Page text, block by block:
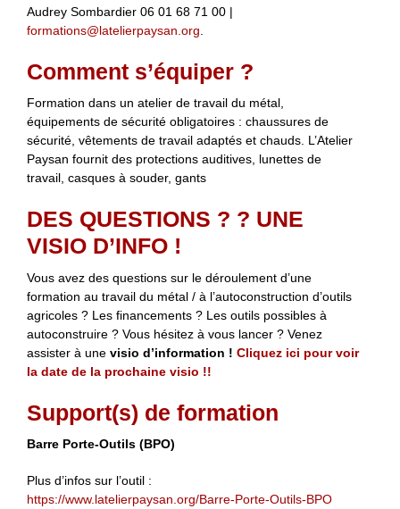
Audrey Sombardier 06 01 68 71 00 |
formations@latelierpaysan.org
Comment s’équiper ?
Formation dans un atelier de travail du métal,
équipements de sécurité obligatoires : chaussures de
sécurité, vêtements de travail adaptés et chauds. L’Atelier
Paysan fournit des protections auditives, lunettes de
travail, casques à souder, gants
DES QUESTIONS ? ? UNE
VISIO D’INFO !
Vous avez des questions sur le déroulement d’une
formation au travail du métal / à l’autoconstruction d’outils
agricoles ? Les financements ? Les outils possibles à
autoconstruire ? Vous hésitez à vous lancer ? Venez
assister à une visio d’information ! Cliquez ici pour voir
la date de la prochaine visio !!
Support(s) de formation
Barre Porte-Outils (BPO)
Plus d’infos sur l’outil :
https://www.latelierpaysan.org/Barre-Porte-Outils-BPO